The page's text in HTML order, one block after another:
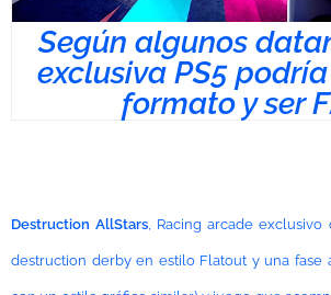
Según algunos
exclusiva PS5
formato y ser
Destruction AllStars, Racing arcade exclusivo
destruction derby en estilo Flatout y una fase